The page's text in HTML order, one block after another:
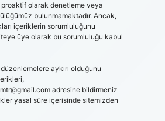
olarak denetleme veya
bulunmamaktadır. Ancak,
içeriklerin sorumluluğunu
üye olarak bu sorumluluğu kabul
aykırı olduğunu
adresine bildirmeniz
yasal süre içerisinde sitemizden